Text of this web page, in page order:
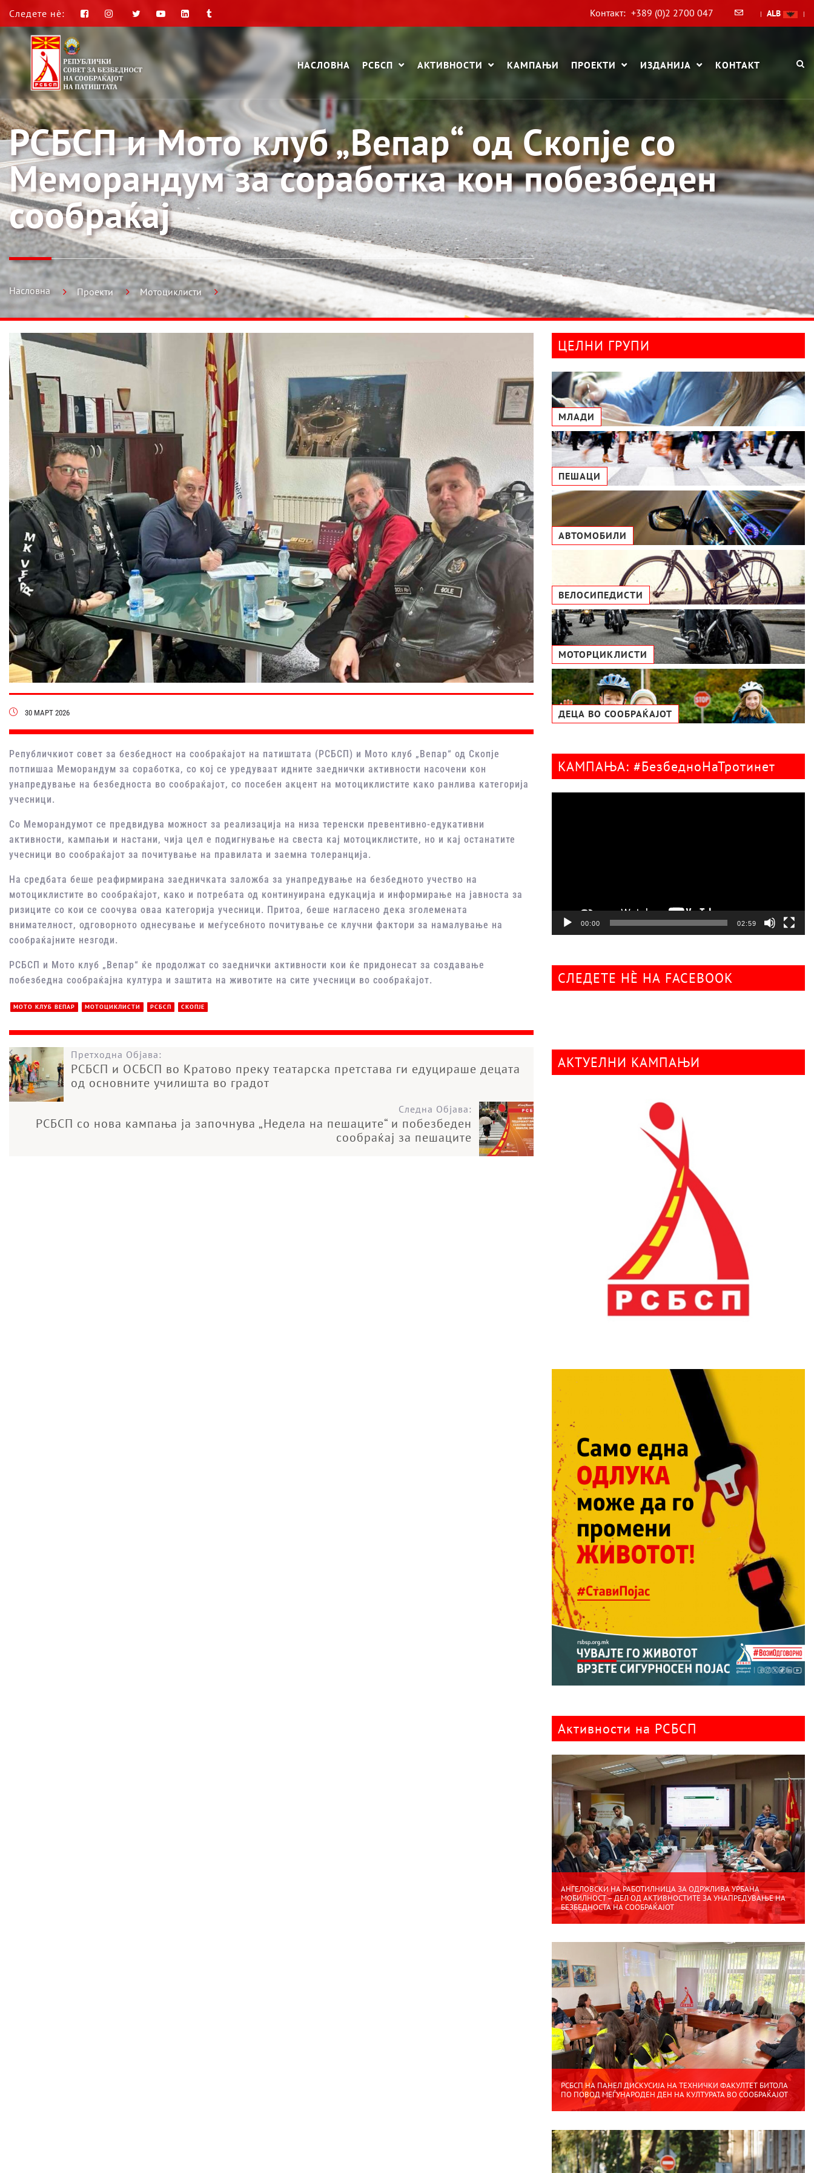
Следете нè: Контакт: +389 (0)2 2700 047 | ALB |
НАСЛОВНА РСБСП АКТИВНОСТИ КАМПАЊИ ПРОЕКТИ ИЗДАНИЈА КОНТАКТ
РСБСП и Мото клуб „Вепар“ од Скопје со
Меморандум за соработка кон побезбеден
сообраќај
Насловна Проекти Мотоциклисти
30 МАРТ 2026
Републичкиот совет за безбедност на сообраќајот на патиштата (РСБСП) и Мото клуб „Вепар“ од Скопје
потпишаа Меморандум за соработка, со кој се уредуваат идните заеднички активности насочени кон
унапредување на безбедноста во сообраќајот, со посебен акцент на мотоциклистите како ранлива категорија
учесници.
Со Меморандумот се предвидува можност за реализација на низа теренски превентивно-едукативни
активности, кампањи и настани, чија цел е подигнување на свеста кај мотоциклистите, но и кај останатите
учесници во сообраќајот за почитување на правилата и заемна толеранција.
На средбата беше реафирмирана заедничката заложба за унапредување на безбедното учество на
мотоциклистите во сообраќајот, како и потребата од континуирана едукација и информирање на јавноста за
ризиците со кои се соочува оваа категорија учесници. Притоа, беше нагласено дека зголемената
внимателност, одговорното однесување и меѓусебното почитување се клучни фактори за намалување на
сообраќајните незгоди.
РСБСП и Мото клуб „Вепар“ ќе продолжат со заеднички активности кои ќе придонесат за создавање
побезбедна сообраќајна култура и заштита на животите на сите учесници во сообраќајот.
МОТО КЛУБ ВЕПАР МОТОЦИКЛИСТИ РСБСП СКОПЈЕ
Претходна Објава:
РСБСП и ОСБСП во Кратово преку театарска претстава ги едуцираше децата
од основните училишта во градот
Следна Објава:
РСБСП со нова кампања ја започнува „Недела на пешаците“ и побезбеден
сообраќај за пешаците
ЦЕЛНИ ГРУПИ
МЛАДИ
ПЕШАЦИ
АВТОМОБИЛИ
ВЕЛОСИПЕДИСТИ
МОТОРЦИКЛИСТИ
ДЕЦА ВО СООБРАЌАЈОТ
КАМПАЊА: #БезбедноНаТротинет
00:00 02:59
СЛЕДЕТЕ НÈ НА FACEBOOK
АКТУЕЛНИ КАМПАЊИ
Активности на РСБСП
АНГЕЛОВСКИ НА РАБОТИЛНИЦА ЗА ОДРЖЛИВА УРБАНА
МОБИЛНОСТ – ДЕЛ ОД АКТИВНОСТИТЕ ЗА УНАПРЕДУВАЊЕ НА
БЕЗБЕДНОСТА НА СООБРАЌАЈОТ
РСБСП НА ПАНЕЛ ДИСКУСИЈА НА ТЕХНИЧКИ ФАКУЛТЕТ БИТОЛА
ПО ПОВОД МЕЃУНАРОДЕН ДЕН НА КУЛТУРАТА ВО СООБРАЌАЈОТ